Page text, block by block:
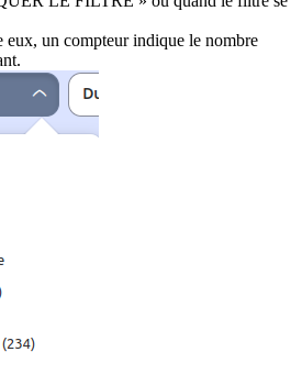
eux, un compteur indique le nombre